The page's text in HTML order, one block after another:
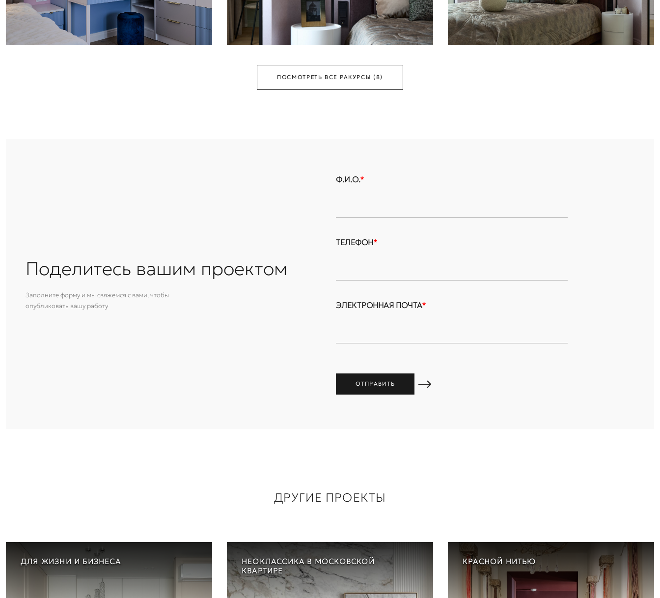
ПОСМОТРЕТЬ ВСЕ РАКУРСЫ (8)
Поделитесь вашим проектом
Заполните форму и мы свяжемся с вами, чтобы
опубликовать вашу работу
Ф.И.О.*
ТЕЛЕФОН*
ЭЛЕКТРОННАЯ ПОЧТА*
ДРУГИЕ ПРОЕКТЫ
ДЛЯ ЖИЗНИ И БИЗНЕСА
НЕОКЛАССИКА В МОСКОВСКОЙ
КВАРТИРЕ
КРАСНОЙ НИТЬЮ